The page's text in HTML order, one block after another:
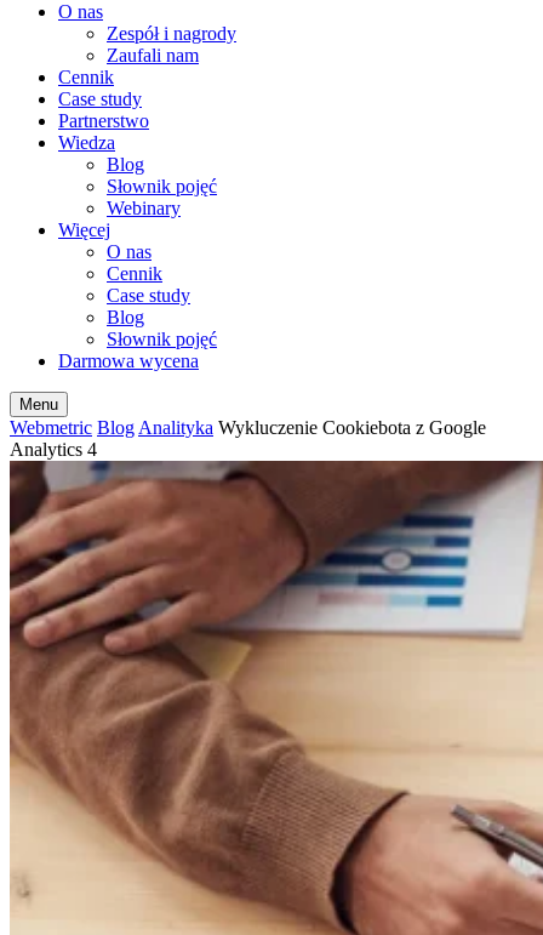
O nas
Zespół i nagrody
Zaufali nam
Cennik
Case study
Partnerstwo
Wiedza
Blog
Słownik pojęć
Webinary
Więcej
O nas
Cennik
Case study
Blog
Słownik pojęć
Darmowa wycena
Menu
Webmetric Blog Analityka Wykluczenie Cookiebota z Google
Analytics 4